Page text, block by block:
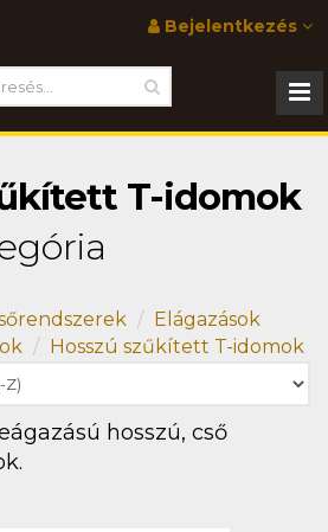
Bejelentkezés
T-idomok
Elágazások
Hosszú szűkített T-idomok
hosszú, cső